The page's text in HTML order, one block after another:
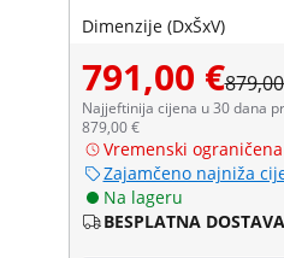
Dimenzije (DxŠxV)
791,00 €
Najjeftinija cijena u 30 dana
879,00 €
Vremenski
Zajamčeno najniža
Na lageru
BESPLATNA DOSTAVA